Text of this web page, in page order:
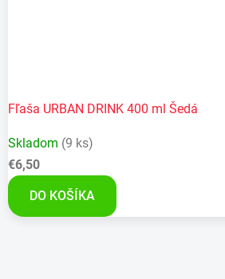
Fľaša URBAN DRINK 400 ml Šedá
Skladom (9 ks)
€6,50
DO KOŠÍKA